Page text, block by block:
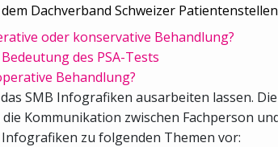
Dachverband Schweizer
oder konservative Behandlung?
des PSA-Tests
Behandlung?
SMB Infografiken ausarbeiten lassen.
Kommunikation zwischen Fachperson
zu folgenden Themen vor: